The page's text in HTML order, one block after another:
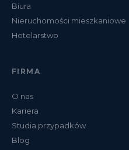
Biura
Nieruchomości mieszkaniowe
Hotelarstwo
FIRMA
O nas
Kariera
Studia przypadków
Blog